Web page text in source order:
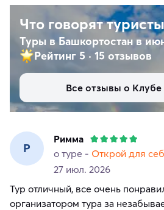
Что говорят туристы
Туры в Башкортостан в
Рейтинг 5 · 15 отзывов
Все отзывы о Клубе
Р
Римма
о туре - Открой для
27 июл. 2026
Тур отличный, все очень
организатором тура за